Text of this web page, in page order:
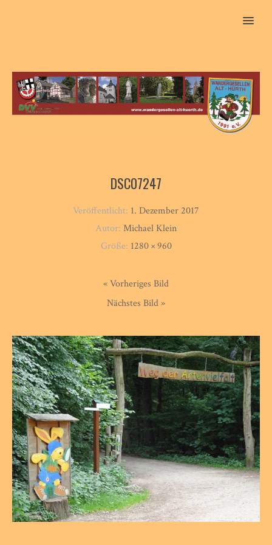
MENU
DSC07247
Veröffentlicht: 1. Dezember 2017
Autor: Michael Klein
Größe: 1280 × 960
« Vorheriges Bild
Nächstes Bild »